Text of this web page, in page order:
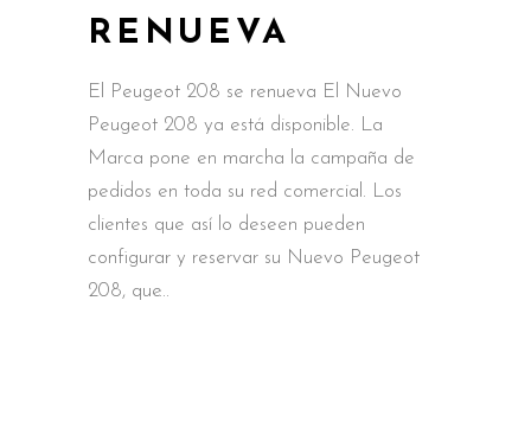
RENUEVA
El Peugeot 208 se renueva El Nuevo
Peugeot 208 ya está disponible. La
Marca pone en marcha la campaña de
pedidos en toda su red comercial. Los
clientes que así lo deseen pueden
configurar y reservar su Nuevo Peugeot
208, que